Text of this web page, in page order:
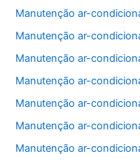
Manutenção ar-
Manutenção ar-
Manutenção ar-
Manutenção ar-
Manutenção ar-
Manutenção ar-
Manutenção ar-